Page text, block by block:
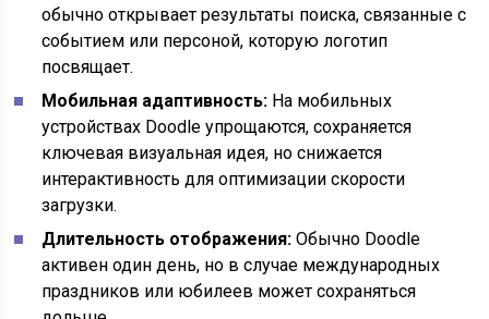
обычно открывает результаты поиска, связанные с
событием или персоной, которую логотип
посвящает.
Мобильная адаптивность: На мобильных
устройствах Doodle упрощаются, сохраняется
ключевая визуальная идея, но снижается
интерактивность для оптимизации скорости
загрузки.
Длительность отображения: Обычно Doodle
активен один день, но в случае международных
праздников или юбилеев может сохраняться